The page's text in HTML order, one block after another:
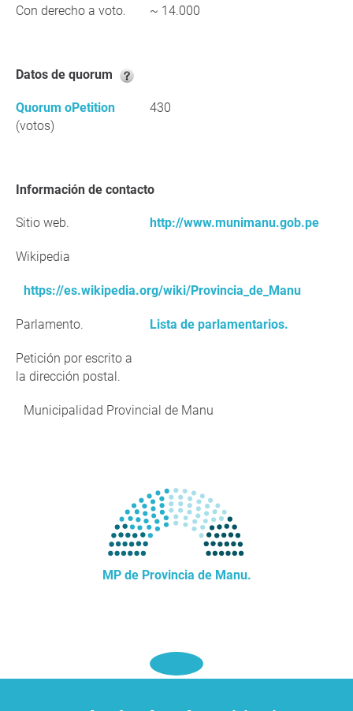
Con derecho a voto. ~ 14.000
Datos de quorum
Quorum oPetition
(votos)
430
Información de contacto
Sitio web. http://www.munimanu.gob.pe
Wikipedia
https://es.wikipedia.org/wiki/Provincia_de_Manu
Parlamento. Lista de parlamentarios.
Petición por escrito a
la dirección postal.
Municipalidad Provincial de Manu
MP de Provincia de Manu.